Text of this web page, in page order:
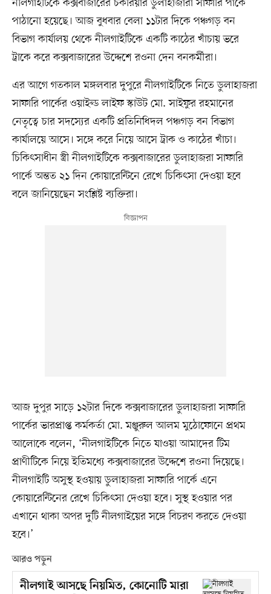
নীলগাইটিকে কক্সবাজারের চকরিয়ার ডুলাহাজারা সাফারি পার্কে
পাঠানো হয়েছে। আজ বুধবার বেলা ১১টার দিকে পঞ্চগড় বন
বিভাগ কার্যালয় থেকে নীলগাইটিকে একটি কাঠের খাঁচায় ভরে
ট্রাকে করে কক্সবাজারের উদ্দেশে রওনা দেন বনকর্মীরা।
এর আগে গতকাল মঙ্গলবার দুপুরে নীলগাইটিকে নিতে ডুলাহাজরা
সাফারি পার্কের ওয়াইল্ড লাইফ স্কাউট মো. সাইফুর রহমানের
নেতৃত্বে চার সদস্যের একটি প্রতিনিধিদল পঞ্চগড় বন বিভাগ
কার্যালয়ে আসে। সঙ্গে করে নিয়ে আসে ট্রাক ও কাঠের খাঁচা।
চিকিৎসাধীন স্ত্রী নীলগাইটিকে কক্সবাজারের ডুলাহাজরা সাফারি
পার্কে অন্তত ২১ দিন কোয়ারেন্টিনে রেখে চিকিৎসা দেওয়া হবে
বলে জানিয়েছেন সংশ্লিষ্ট ব্যক্তিরা।
আজ দুপুর সাড়ে ১২টার দিকে কক্সবাজারের ডুলাহাজরা সাফারি
পার্কের ভারপ্রাপ্ত কর্মকর্তা মো. মঞ্জুরুল আলম মুঠোফোনে প্রথম
আলোকে বলেন, ‘নীলগাইটিকে নিতে যাওয়া আমাদের টিম
প্রাণীটিকে নিয়ে ইতিমধ্যে কক্সবাজারের উদ্দেশে রওনা দিয়েছে।
নীলগাইটি অসুস্থ হওয়ায় ডুলাহাজরা সাফারি পার্কে এনে
কোয়ারেন্টিনের রেখে চিকিৎসা দেওয়া হবে। সুস্থ হওয়ার পর
এখানে থাকা অপর দুটি নীলগাইয়ের সঙ্গে বিচরণ করতে দেওয়া
হবে।’
আরও পড়ুন
নীলগাই আসছে নিয়মিত, কোনোটি মারা